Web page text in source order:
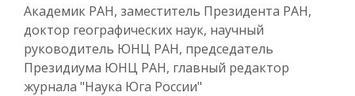
Академик РАН, заместитель Президента РАН,
доктор географических наук, научный
руководитель ЮНЦ РАН, председатель
Президиума ЮНЦ РАН, главный редактор
журнала "Наука Юга России"